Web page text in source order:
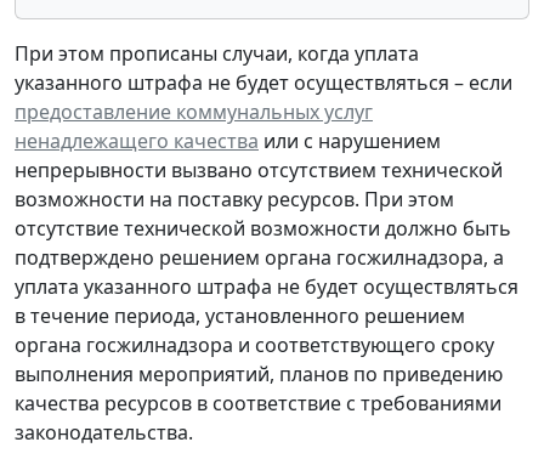
При этом прописаны случаи, когда уплата
указанного штрафа не будет осуществляться – если
предоставление коммунальных услуг
ненадлежащего качества или с нарушением
непрерывности вызвано отсутствием технической
возможности на поставку ресурсов. При этом
отсутствие технической возможности должно быть
подтверждено решением органа госжилнадзора, а
уплата указанного штрафа не будет осуществляться
в течение периода, установленного решением
органа госжилнадзора и соответствующего сроку
выполнения мероприятий, планов по приведению
качества ресурсов в соответствие с требованиями
законодательства.